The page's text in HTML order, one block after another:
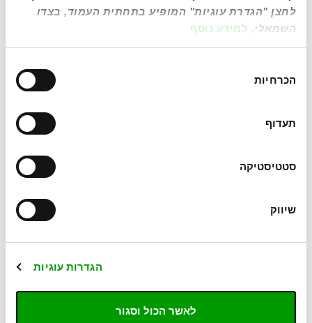
השמאלי, למידע נוסף
הסכמה
הכרחיות
תעדוף
סטטיסטיקה
שיווק
הגדרות עוגיות
לאשר הכול וסגור
: In case the customer does not
collect the vehicle for any reason, there will be a
charge of €95.00 euro +VAT.
Changes or cancellations are accepted up to 48
unable to cross the border for any reason, or if
responsibilities and costs will be borne by the